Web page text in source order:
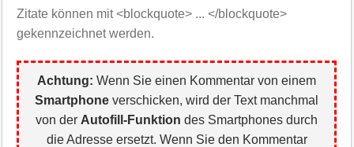
Zitate können mit <blockquote> ... </blockquote>
gekennzeichnet werden.
Achtung: Wenn Sie einen Kommentar von einem
Smartphone verschicken, wird der Text manchmal
von der Autofill-Funktion des Smartphones durch
die Adresse ersetzt. Wenn Sie den Kommentar